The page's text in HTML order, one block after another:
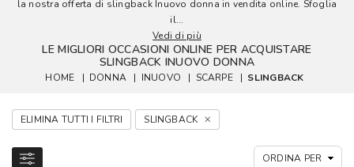
la nostra offerta di slingback Inuovo donna in vendita online. Sfoglia
il...
Vedi di più
LE MIGLIORI OCCASIONI ONLINE PER ACQUISTARE
SLINGBACK INUOVO DONNA
HOME | DONNA | INUOVO | SCARPE | SLINGBACK
ELIMINA TUTTI I FILTRI SLINGBACK